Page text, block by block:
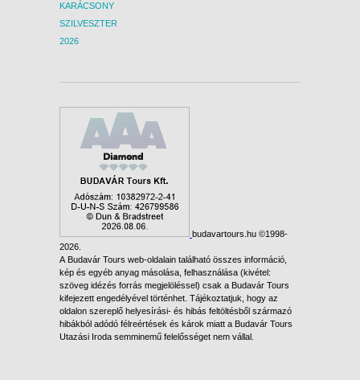
KARÁCSONY
SZILVESZTER
2026
budavartours.hu ©1998-
2026.
A Budavár Tours web-oldalain található összes információ,
kép és egyéb anyag másolása, felhasználása (kivétel:
szöveg idézés forrás megjelöléssel) csak a Budavár Tours
kifejezett engedélyével történhet. Tájékoztatjuk, hogy az
oldalon szereplő helyesírási- és hibás feltöltésből származó
hibákból adódó félreértések és károk miatt a Budavár Tours
Utazási Iroda semminemű felelősséget nem vállal.